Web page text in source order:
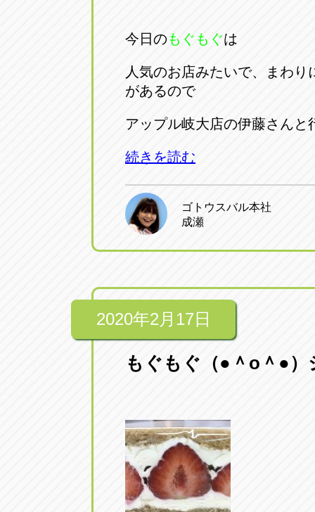
今日のもぐもぐは
人気のお店みたいで、まわ
があるので
アップル岐大店の伊藤さんと
続きを読む
ゴトウスバル本社
成瀬
2020年2月17日
もぐもぐ（●＾o＾●）